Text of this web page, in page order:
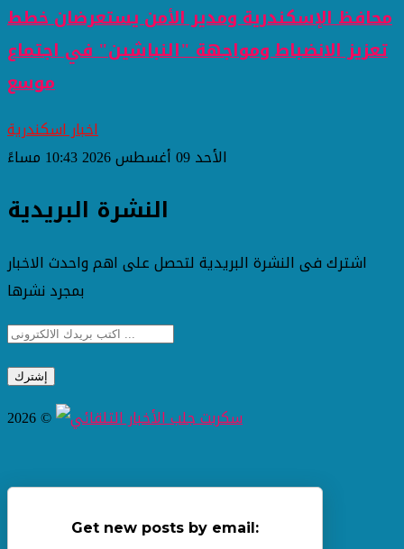
محافظ الإسكندرية ومدير الأمن يستعرضان خطط
تعزيز الانضباط ومواجهة "النباشين" في اجتماع
موسع
اخبار اسكندرية
الأحد 09 أغسطس 2026 10:43 مساءً
النشرة البريدية
اشترك فى النشرة البريدية لتحصل على اهم واحدث الاخبار
بمجرد نشرها
2026 ©
Get new posts by email: